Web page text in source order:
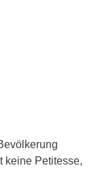
keine Petitesse,